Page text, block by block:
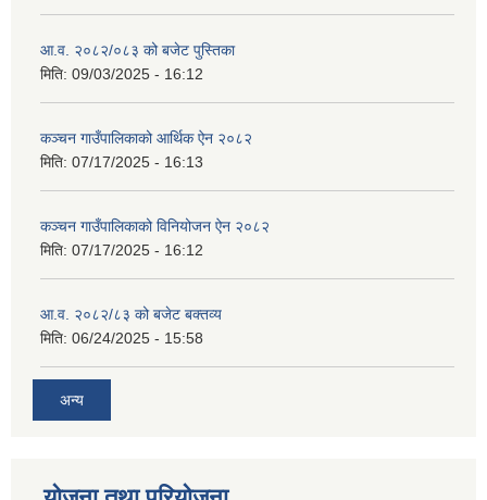
आ.व. २०८२/०८३ को बजेट पुस्तिका
मिति: 09/03/2025 - 16:12
कञ्‍चन गाउँपालिकाको आर्थिक ऐन २०८२
मिति: 07/17/2025 - 16:13
कञ्‍चन गाउँपालिकाको विनियोजन ऐन २०८२
मिति: 07/17/2025 - 16:12
आ.व. २०८२/८३ को बजेट बक्तव्य
मिति: 06/24/2025 - 15:58
अन्य